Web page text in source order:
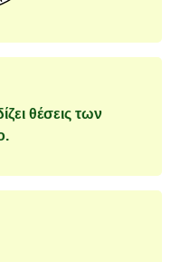
θέσεις των